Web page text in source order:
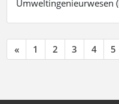
Umweltingenieurwesen
« 1 2 3 4 5